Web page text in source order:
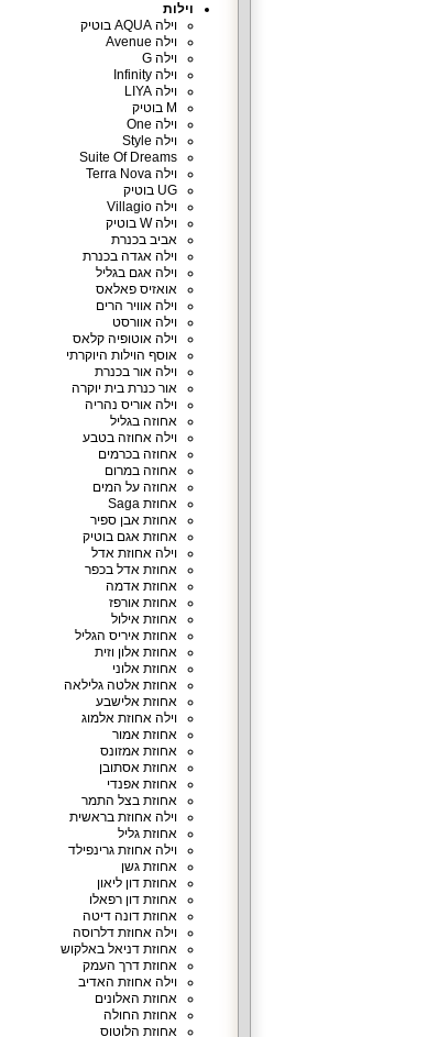
וילות
וילה AQUA בוטיק
וילה Avenue
וילה G
וילה Infinity
וילה LIYA
M בוטיק
וילה One
וילה Style
Suite Of Dreams
וילה Terra Nova
UG בוטיק
וילה Villagio
וילה W בוטיק
אביב בכנרת
וילה אגדה בכנרת
וילה אגם בגליל
אואזיס פאלאס
וילה אוויר הרים
וילה אוורסט
וילה אוטופיה קלאס
אוסף הוילות היוקרתי
וילה אור בכנרת
אור כנרת בית יוקרה
וילה אוריס נהריה
אחוזה בגליל
וילה אחוזה בטבע
אחוזה בכרמים
אחוזה במרום
אחוזה על המים
אחוזת Saga
אחוזת אבן ספיר
אחוזת אגם בוטיק
וילה אחוזת אדל
אחוזת אדל בכפר
אחוזת אדמה
אחוזת אורפז
אחוזת אילול
אחוזת איריס הגליל
אחוזת אלון וזית
אחוזת אלוני
אחוזת אלטה גלילאה
אחוזת אלישבע
וילה אחוזת אלמוג
אחוזת אמור
אחוזת אמזונס
אחוזת אסתובן
אחוזת אפנדי
אחוזת בצל התמר
וילה אחוזת בראשית
אחוזת גליל
וילה אחוזת גרינפילד
אחוזת גשן
אחוזת דון ליאון
אחוזת דון רפאלו
אחוזת דונה דיטה
וילה אחוזת דלרוסה
אחוזת דניאל באלקוש
אחוזת דרך העמק
וילה אחוזת האדיב
אחוזת האלונים
אחוזת החולה
אחוזת הלוטוס